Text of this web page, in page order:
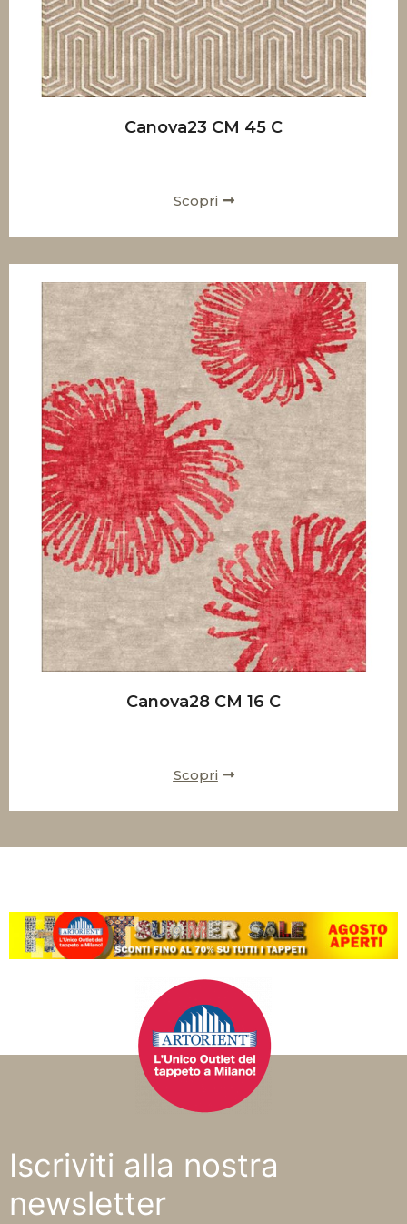
Canova23 CM 45 C
Scopri
Canova28 CM 16 C
Scopri
Iscriviti alla nostra
newsletter